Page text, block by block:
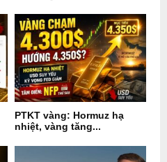
PTKT vàng: Hormuz hạ
nhiệt, vàng tăng...